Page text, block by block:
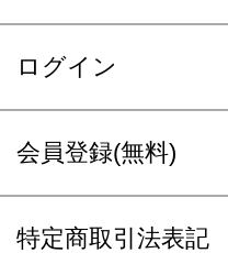
ログイン
会員登録(無料)
特定商取引法表記